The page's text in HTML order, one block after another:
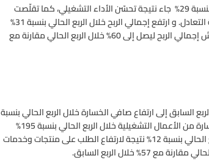
كما قالت الشركة أن سبب تقلّص صافي الخسارة خلال الربع الحالي بنسبة 29% جاء نتيجة تحسّن الأداء التشغيلي، كما تقلّصت
الخسارة من الأعمال التشغيلية بنسبة 99% لتصل إلى مايقارب نقطة التعادل. و ارتفع إجمالي الربح خلال الربع الحالي بنسبة 31%
نتيجة لارتفاع الطلب على منتجات وخدمات الشركة. وقد ارتفع هامش إجمالي الربح ليصل إلى 60% خلال الربع الحالي مقارنة مع
السابق إلى ارتفاع صافي الخسارة خلال الربع الحالي بنسبة
11% نتيجة ارتفاع في مصاريف التوزيع والتسويق، كما ارتفعت الخسارة من الأعمال التشغيلية خلال الربع الحالي بنسبة 195%
لتصل إلى مايقارب نقطة التعادل. كما ارتفع إجمالي الربح خلال الربع الحالي بنسبة 12% نتيجة لارتفاع الطلب على منتجات وخدمات